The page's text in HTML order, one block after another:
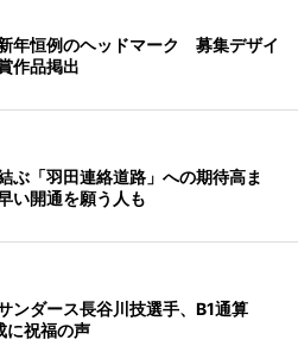
年恒例のヘッドマーク 募集デザイ
作品掲出
ぶ「羽田連絡道路」への期待高ま
い開通を願う人も
ンダース長谷川技選手、B1通算
祝福の声